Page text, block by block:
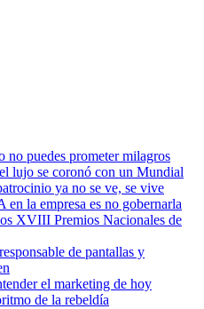
no puedes prometer milagros
lujo se coronó con un Mundial
ya no se ve, se vive
en la empresa es no gobernarla
XVIII Premios Nacionales de
de pantallas y
el marketing de hoy
de la rebeldía